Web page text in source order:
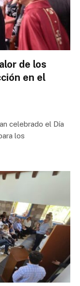
de los
en el
celebrado el Día
los